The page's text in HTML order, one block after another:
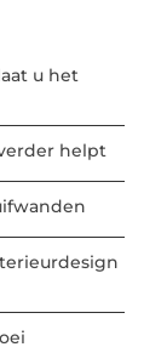
u het
helpt